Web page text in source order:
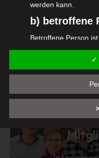
Diesen
werden kann.
b) betroffene
Betroffene Person
identifizierbare
personenbezogene
Verantwortlichen
c)
Verarbeitung ist
Vorgangsreihe im
Erfassen, die
✓